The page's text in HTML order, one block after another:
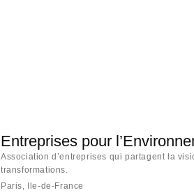
Entreprises pour
Association d’entreprises qui partagent la
transformations.
Paris, Ile-de-France